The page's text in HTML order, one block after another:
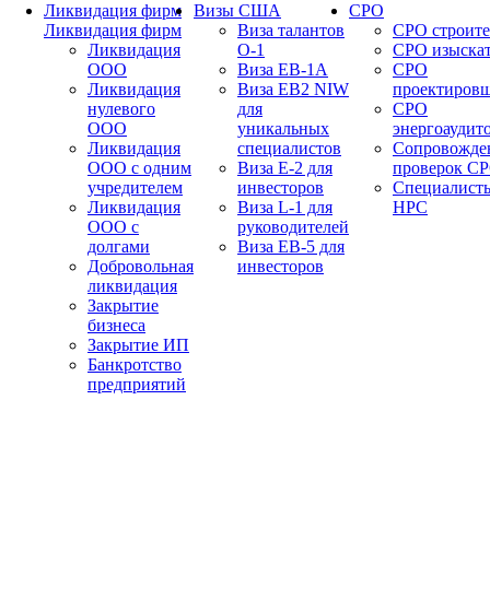
Ликвидация фирм
Ликвидация фирм
Ликвидация
ООО
Ликвидация
нулевого
ООО
Ликвидация
ООО с одним
учредителем
Ликвидация
ООО с
долгами
Добровольная
ликвидация
Закрытие
бизнеса
Закрытие ИП
Банкротство
предприятий
Визы США
Виза талантов
О-1
Виза EB-1A
Виза EB2 NIW
для
уникальных
специалистов
Виза E-2 для
инвесторов
Виза L-1 для
руководителей
Виза EB-5 для
инвесторов
СРО
СРО
СРО
СРО
СРО
проверок
НРС